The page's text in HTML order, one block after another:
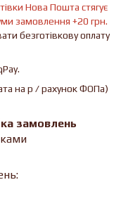
Нова Пошта стягує
замовлення +20 грн.
безготівкову оплату
на р / рахунок ФОПа)
замовлень